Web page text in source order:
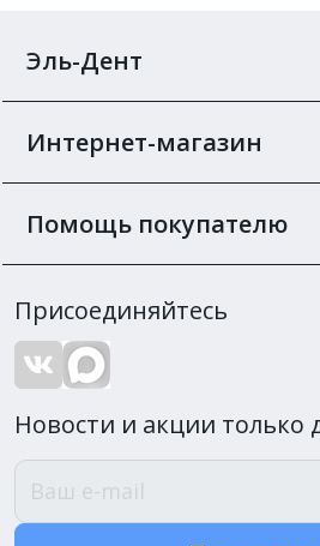
Эль-Дент
Интернет-магазин
Помощь покупателю
Присоединяйтесь
Новости и акции только